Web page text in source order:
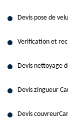
Devis pose de
Verification et
Devis nettoyage
Devis zingueur
Devis